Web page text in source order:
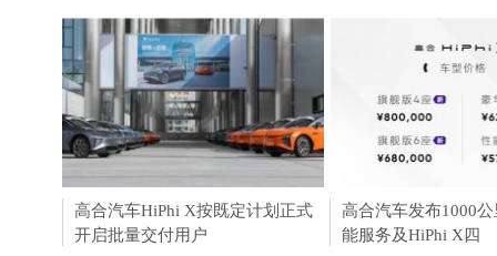
高合汽车HiPhi X按既定计划正式
开启批量交付用户
创造财富 加盟黑洪堂
高合汽车发布1000
能服务及HiPhi X四